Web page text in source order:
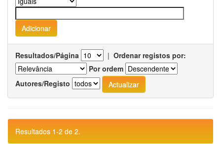
Resultados/Página | Ordenar registos por:
Por ordem
Autores/Registo
Resultados 1-2 de 2.